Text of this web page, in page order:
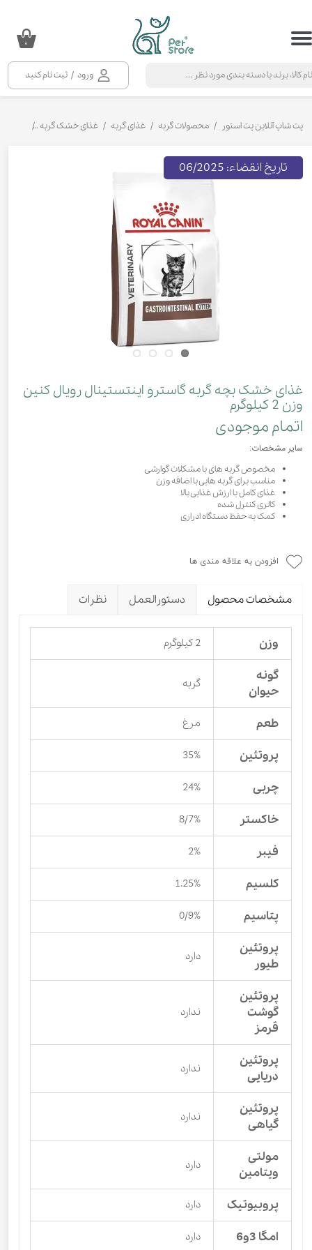
ورود / ثبت نام کنید
حساب کاربری من
خروج از حساب کاربری
۰
پت شاپ آنلاین پت استور محصولات گربه غذای گربه غذای خشک گربه
غذای خشک بچه گربه گاسترو اینتستینال رویال کنین
وزن 2 کیلوگرم
اتمام موجودی
سایر مشخصات:
مخصوص گربه های با مشکلات گوارشی
مناسب برای گربه هایی با اضافه وزن
غذای کامل با ارزش غذایی بالا
کالری کنترل شده
کمک به حفظ دستگاه ادراری
تاریخ انقضاء: 06/2025
افزودن به علاقه مندی ها
مشخصات محصول دستورالعمل نظرات
وزن 2 کیلوگرم
گونه
حیوان
گربه
طعم مرغ
پروتئین 35%
چربی 24%
خاکستر 8/7%
فیبر 2%
کلسیم 1.25%
پتاسیم 0/9%
پروتئین
طیور
دارد
پروتئین
گوشت
قرمز
ندارد
پروتئین
دریایی
ندارد
پروتئین
گیاهی
ندارد
مولتی
ویتامین
دارد
پروبیوتیک دارد
امگا 3و6 دارد